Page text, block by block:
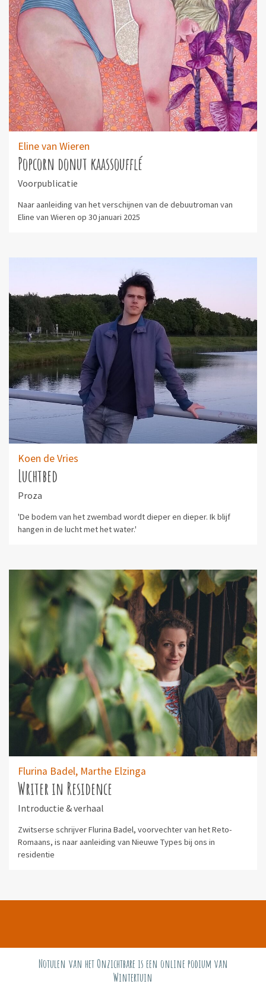
Eline van Wieren
Popcorn donut kaassoufflé
Voorpublicatie
Naar aanleiding van het verschijnen van de debuutroman van
Eline van Wieren op 30 januari 2025
Koen de Vries
Luchtbed
Proza
'De bodem van het zwembad wordt dieper en dieper. Ik blijf
hangen in de lucht met het water.'
Flurina Badel, Marthe Elzinga
Writer in Residence
Introductie & verhaal
Zwitserse schrijver Flurina Badel, voorvechter van het Reto-
Romaans, is naar aanleiding van Nieuwe Types bij ons in
residentie
Notulen van het Onzichtbare is een online podium van
Wintertuin